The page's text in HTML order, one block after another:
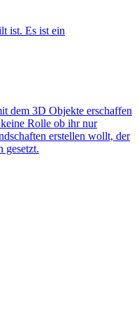
dem 3D Objekte erschaffen
Rolle ob ihr nur
erstellen wollt, der
gesetzt.